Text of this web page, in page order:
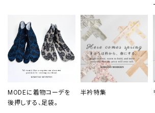
MODEに着物コーデを
後押しする、足袋。
半衿特集